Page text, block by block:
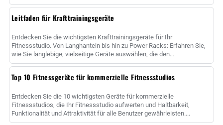
Leitfaden für Krafttrainingsgeräte
Entdecken Sie die wichtigsten Krafttrainingsgeräte für Ihr
Fitnessstudio. Von Langhanteln bis hin zu Power Racks: Erfahren Sie,
wie Sie langlebige, vielseitige Geräte auswählen, die den
einzigartigen......
Top 10 Fitnessgeräte für kommerzielle Fitnessstudios
Entdecken Sie die 10 wichtigsten Geräte für kommerzielle
Fitnessstudios, die Ihr Fitnessstudio aufwerten und Haltbarkeit,
Funktionalität und Attraktivität für alle Benutzer gewährleisten....